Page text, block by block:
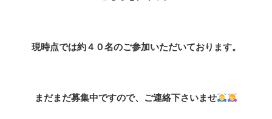
現時点では約４０名のご参加いただいております。
まだまだ募集中ですので、ご連絡下さいませ